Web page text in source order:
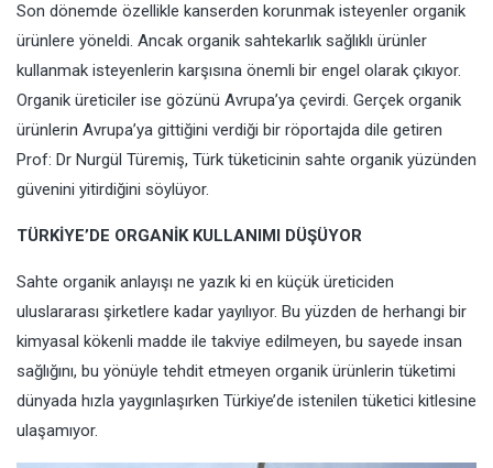
Son dönemde özellikle kanserden korunmak isteyenler organik
ürünlere yöneldi. Ancak organik sahtekarlık sağlıklı ürünler
kullanmak isteyenlerin karşısına önemli bir engel olarak çıkıyor.
Organik üreticiler ise gözünü Avrupa’ya çevirdi. Gerçek organik
ürünlerin Avrupa’ya gittiğini verdiği bir röportajda dile getiren
Prof: Dr Nurgül Türemiş, Türk tüketicinin sahte organik yüzünden
güvenini yitirdiğini söylüyor.
TÜRKİYE’DE ORGANİK KULLANIMI DÜŞÜYOR
Sahte organik anlayışı ne yazık ki en küçük üreticiden
uluslararası şirketlere kadar yayılıyor. Bu yüzden de herhangi bir
kimyasal kökenli madde ile takviye edilmeyen, bu sayede insan
sağlığını, bu yönüyle tehdit etmeyen organik ürünlerin tüketimi
dünyada hızla yaygınlaşırken Türkiye’de istenilen tüketici kitlesine
ulaşamıyor.